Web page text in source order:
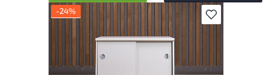
В избранное
-24%